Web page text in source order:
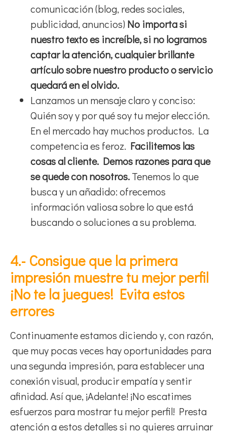
comunicación (blog, redes sociales,
publicidad, anuncios) No importa si
nuestro texto es increíble, si no logramos
captar la atención, cualquier brillante
artículo sobre nuestro producto o servicio
quedará en el olvido.
Lanzamos un mensaje claro y conciso:
Quién soy y por qué soy tu mejor elección.
En el mercado hay muchos productos. La
competencia es feroz. Facilitemos las
cosas al cliente. Demos razones para que
se quede con nosotros.Tenemos lo que
busca y un añadido: ofrecemos
información valiosa sobre lo que está
buscando o soluciones a su problema.
4.- Consigue que la primera
impresión muestre tu mejor perfil
¡No te la juegues! Evita estos
errores
Continuamente estamos diciendo y, con razón,
que muy pocas veces hay oportunidades para
una segunda impresión, para establecer una
conexión visual, producir empatía y sentir
afinidad. Así que, ¡Adelante! ¡No escatimes
esfuerzos para mostrar tu mejor perfil! Presta
atención a estos detalles si no quieres arruinar